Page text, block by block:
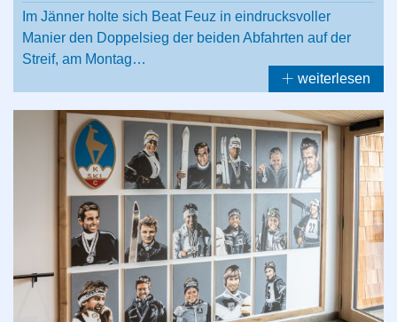
Im Jänner holte sich Beat Feuz in eindrucksvoller
Manier den Doppelsieg der beiden Abfahrten auf der
Streif, am Montag…
weiterlesen